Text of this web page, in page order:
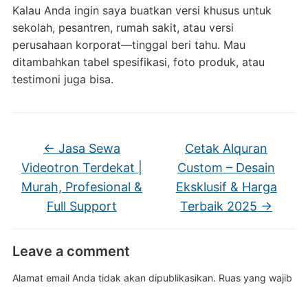
Kalau Anda ingin saya buatkan versi khusus untuk
sekolah, pesantren, rumah sakit, atau versi
perusahaan korporat—tinggal beri tahu. Mau
ditambahkan tabel spesifikasi, foto produk, atau
testimoni juga bisa.
← Jasa Sewa
Videotron Terdekat |
Murah, Profesional &
Full Support
Cetak Alquran
Custom – Desain
Eksklusif & Harga
Terbaik 2025 →
Leave a comment
Alamat email Anda tidak akan dipublikasikan. Ruas yang wajib